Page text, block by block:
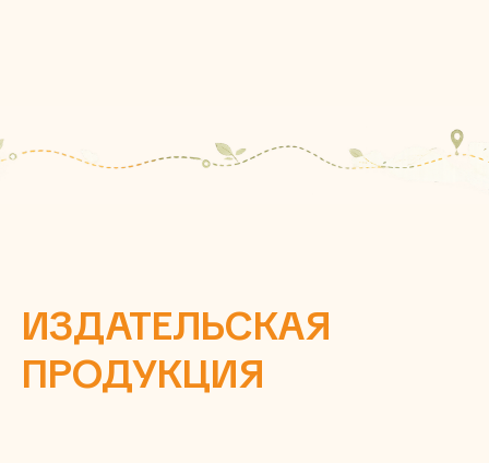
ИЗДАТЕЛЬСКАЯ
ПРОДУКЦИЯ